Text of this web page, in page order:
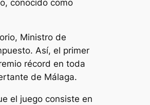
conocido como
Ministro de
Así, el primer
récord en toda
de Málaga.
el juego consiste en